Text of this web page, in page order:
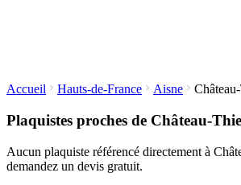
Accueil Hauts-de-France Aisne
Plaquistes proches de Château-
Aucun plaquiste référencé directement à
demandez un devis gratuit.